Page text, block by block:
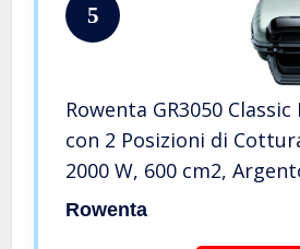
5
Rowenta GR3050
con 2 Posizioni di
2000 W, 600 cm2,
Rowenta